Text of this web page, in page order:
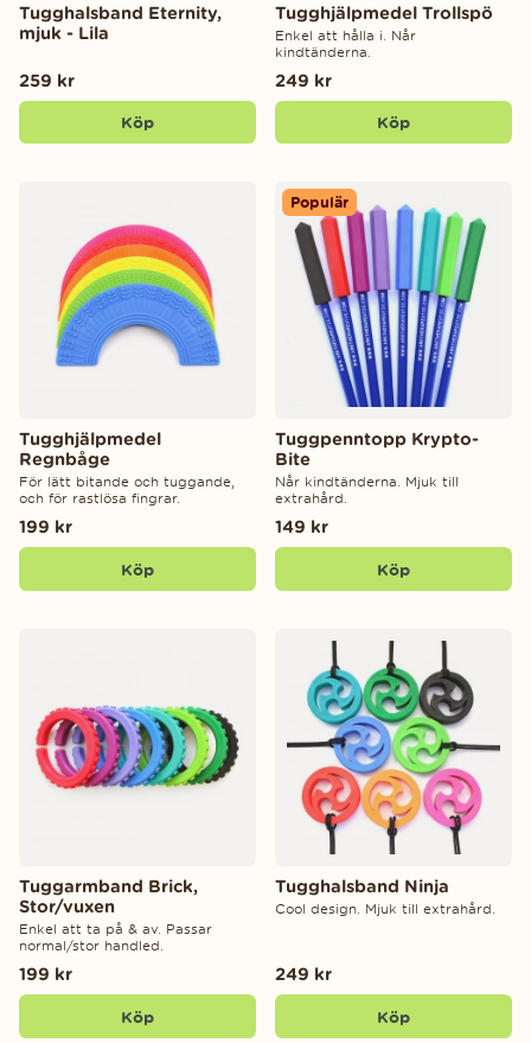
Tugghalsband Eternity,
mjuk - Lila
259 kr
Köp
Tugghjälpmedel Trollspö
Enkel att hålla i. Når
kindtänderna.
249 kr
Köp
Tugghjälpmedel
Regnbåge
För lätt bitande och tuggande,
och för rastlösa fingrar.
199 kr
Köp
Populär
Tuggpenntopp Krypto-
Bite
Når kindtänderna. Mjuk till
extrahård.
149 kr
Köp
Tuggarmband Brick,
Stor/vuxen
Enkel att ta på & av. Passar
normal/stor handled.
199 kr
Köp
Tugghalsband Ninja
Cool design. Mjuk till extrahård.
249 kr
Köp